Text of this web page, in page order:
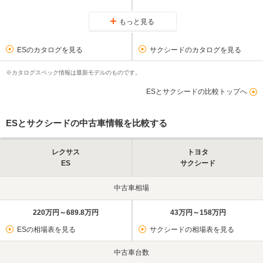
もっと見る
ESのカタログを見る サクシードのカタログを見る
※カタログスペック情報は最新モデルのものです。
ESとサクシードの比較トップへ
ESとサクシードの中古車情報を比較する
レクサス
ES
トヨタ
サクシード
中古車相場
220万円～689.8万円
ESの相場表を見る
43万円～158万円
サクシードの相場表を見る
中古車台数